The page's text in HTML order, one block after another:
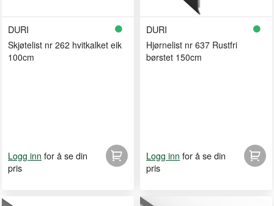
DURI
Skjøtelist nr 262 hvitkalket eik
100cm
Logg inn for å se din
pris
DURI
Hjørnelist nr 637 Rustfri
børstet 150cm
Logg inn for å se din
pris